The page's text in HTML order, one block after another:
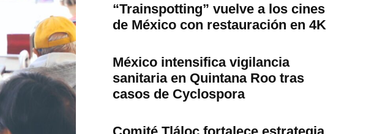
“Trainspotting” vuelve a los cines
de México con restauración en 4K
México intensifica vigilancia
sanitaria en Quintana Roo tras
casos de Cyclospora